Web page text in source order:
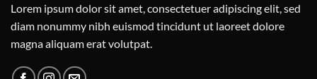
Lorem ipsum dolor sit amet, consectetuer adipiscing elit, sed
diam nonummy nibh euismod tincidunt ut laoreet dolore
magna aliquam erat volutpat.